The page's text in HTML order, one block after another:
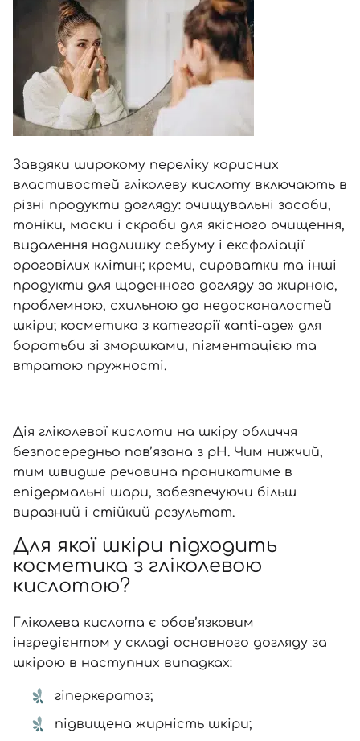
Завдяки широкому переліку корисних
властивостей гліколеву кислоту включають в
різні продукти догляду: очищувальні засоби,
тоніки, маски і скраби для якісного очищення,
видалення надлишку себуму і ексфоліації
ороговілих клітин; креми, сироватки та інші
продукти для щоденного догляду за жирною,
проблемною, схильною до недосконалостей
шкіри; косметика з категорії «anti-age» для
боротьби зі зморшками, пігментацією та
втратою пружності.
Дія гліколевої кислоти на шкіру обличчя
безпосередньо пов’язана з pH. Чим нижчий,
тим швидше речовина проникатиме в
епідермальні шари, забезпечуючи більш
виразний і стійкий результат.
Для якої шкіри підходить
косметика з гліколевою
кислотою?
Гліколева кислота є обов’язковим
інгредієнтом у складі основного догляду за
шкірою в наступних випадках:
гіперкератоз;
підвищена жирність шкіри;
Вхід Реєстрація
Номер телефону
Увійти за допомогою e-mail